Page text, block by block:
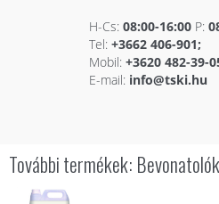
H-Cs:08:00-16:00 P:
Tel:+3662 406-901;
Mobil:+3620 482-39-
E-mail:info@tski.hu
További termékek: Bevonatolók